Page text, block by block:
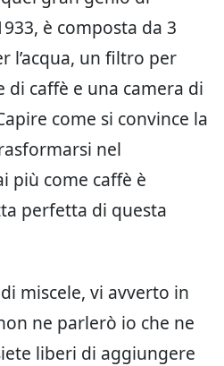
è composta da 3
l’acqua, un filtro per
caffè e una camera di
come si convince la
nel
più come caffè è
perfetta di questa
miscele, vi avverto in
ne parlerò io che ne
liberi di aggiungere